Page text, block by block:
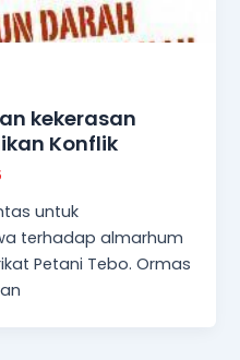
kekerasan
Konflik
untuk
terhadap almarhum
Petani Tebo. Ormas